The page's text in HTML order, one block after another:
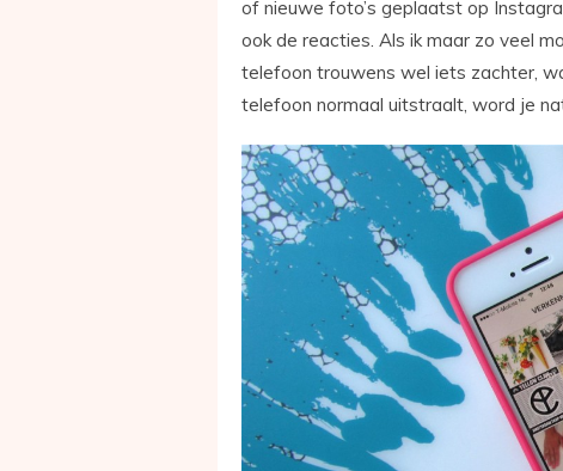
of nieuwe foto’s geplaatst op
ook de reacties. Als ik maar zo veel
telefoon trouwens wel iets zachter,
telefoon normaal uitstraalt, word je